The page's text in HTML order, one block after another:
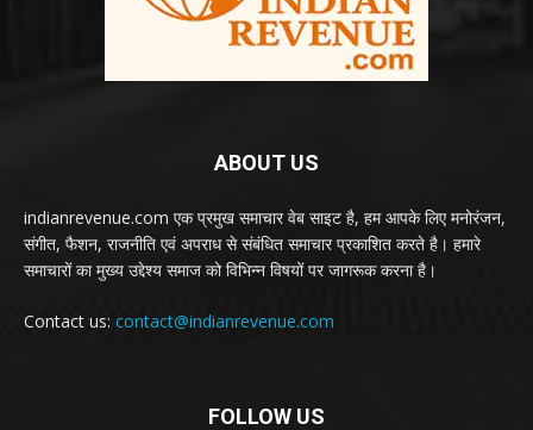
ABOUT US
indianrevenue.com एक प्रमुख समाचार वेब साइट है, हम आपके लिए मनोरंजन,
संगीत, फैशन, राजनीति एवं अपराध से संबंधित समाचार प्रकाशित करते है। हमारे
समाचारों का मुख्य उद्देश्य समाज को विभिन्न विषयों पर जागरूक करना है।
Contact us: contact@indianrevenue.com
FOLLOW US